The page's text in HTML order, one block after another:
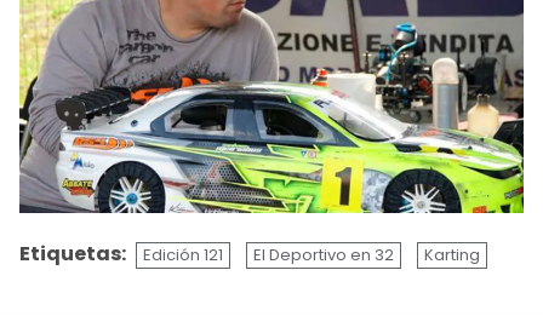
Etiquetas: Edición 121 El Deportivo en 32 Karting